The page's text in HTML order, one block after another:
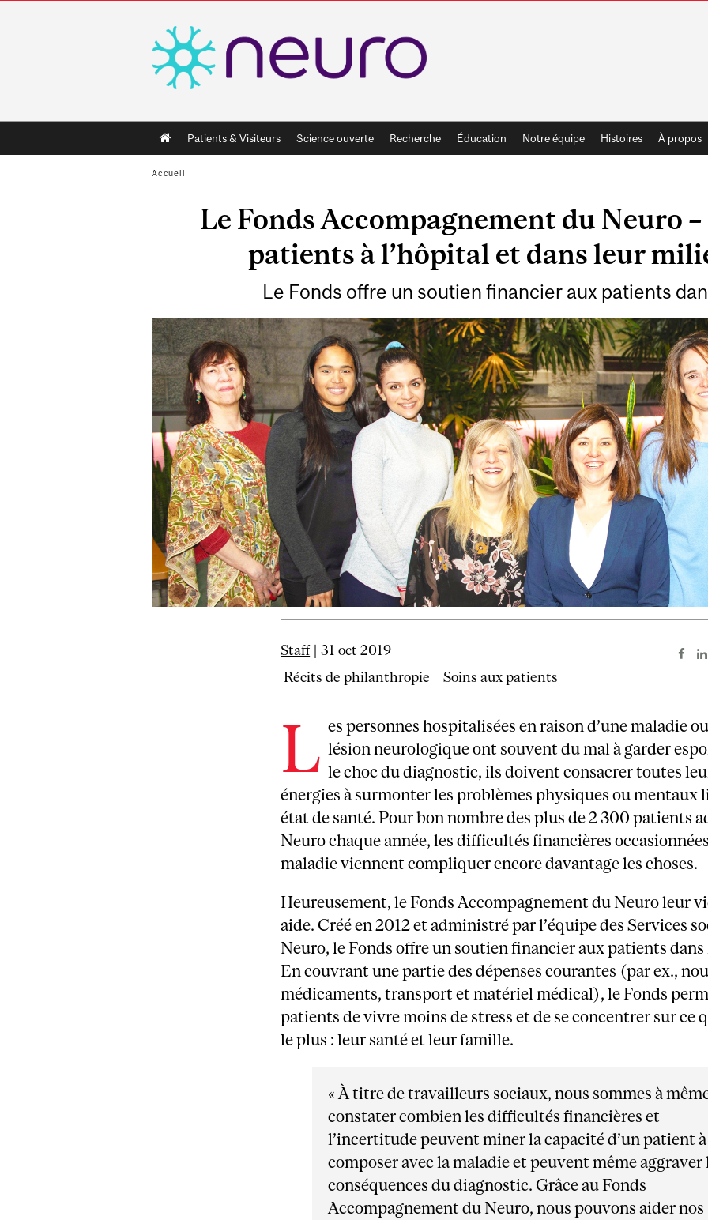
Main
navigation
Patients & Visiteurs Science ouverte Recherche Éducation Notre équipe Histoires À propos
Accueil
Le Fonds Accompagnement du Neuro
patients à l’hôpital et dans leur
Le Fonds offre un soutien financier aux patients
Staff| 31 oct 2019
Récits de philanthropie
Soins aux patients
L es personnes hospitalisées en raison d’une maladie
lésion neurologique ont souvent du mal à garder
le choc du diagnostic, ils doivent consacrer toutes
énergies à surmonter les problèmes physiques ou mentaux
état de santé. Pour bon nombre des plus de 2 300 patients
Neuro chaque année, les difficultés financières
maladie viennent compliquer encore davantage les choses.
Heureusement, le Fonds Accompagnement du Neuro leur
aide. Créé en 2012 et administré par l’équipe des Services
Neuro, le Fonds offre un soutien financier aux patients dans
En couvrant une partie des dépenses courantes (par ex.,
médicaments, transport et matériel médical), le Fonds
patients de vivre moins de stress et de se concentrer sur ce
le plus : leur santé et leur famille.
« À titre de travailleurs sociaux, nous sommes à
constater combien les difficultés financières et
l’incertitude peuvent miner la capacité d’un patient à
composer avec la maladie et peuvent même aggraver
conséquences du diagnostic. Grâce au Fonds
Accompagnement du Neuro, nous pouvons aider nos